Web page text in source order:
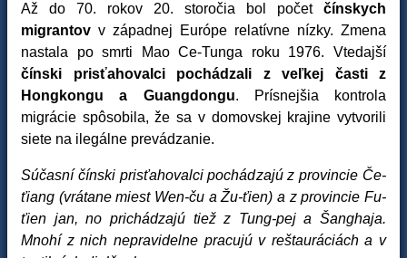
Až do 70. rokov 20. storočia bol počet čínskych
migrantov v západnej Európe relatívne nízky. Zmena
nastala po smrti Mao Ce-Tunga roku 1976. Vtedajší
čínski prisťahovalci pochádzali z veľkej časti z
Hongkongu a Guangdongu. Prísnejšia kontrola
migrácie spôsobila, že sa v domovskej krajine vytvorili
siete na ilegálne prevádzanie.
Súčasní čínski prisťahovalci pochádzajú z provincie Če-
ťiang (vrátane miest Wen-ču a Žu-ťien) a z provincie Fu-
ťien jan, no prichádzajú tiež z Tung-pej a Šanghaja.
Mnohí z nich nepravidelne pracujú v reštauráciách a v